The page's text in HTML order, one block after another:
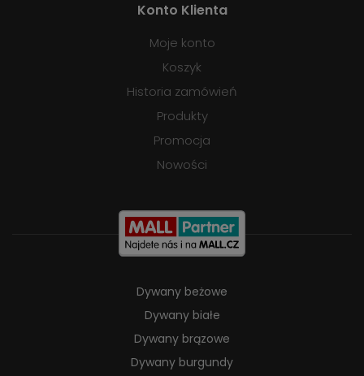
Konto Klienta
Moje konto
Koszyk
Historia zamówień
Produkty
Promocja
Nowości
Dywany beżowe
Dywany białe
Dywany brązowe
Dywany burgundy